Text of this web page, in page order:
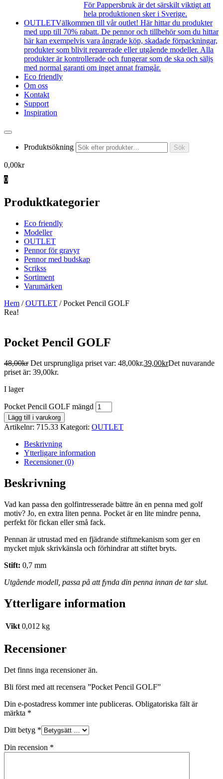
För Pappersbruk är det särskilt viktigt att
hela produktionen sker i Sverige.
OUTLETVälkommen till vår outlet! Här hittar du produkter
med upp till 70% rabatt. De pennor och tillbehör som du hittar
här kan exempelvis vara ångrade köp, skadade förpackningar,
produkter som blivit reparerade eller utgående modeller. Alla
produkter är kontrollerade och fungerar som de ska och säljs
med normal garanti om inget annat framgår.
Eco friendly
Om oss
Kontakt
Support
Inspiration
Produktsökning Sök
0,00kr
0
Produktkategorier
Eco friendly
Modeller
OUTLET
Pennor för gravyr
Pennor med budskap
Scrikss
Sortiment
Varumärken
Hem /OUTLET / Pocket Pencil GOLF
Rea!
Pocket Pencil GOLF
48,00kr Det ursprungliga priset var: 48,00kr.39,00krDet nuvarande
priset är: 39,00kr.
I lager
Pocket Pencil GOLF mängd
Lägg till i varukorg
Artikelnr: 715.33 Kategori: OUTLET
Beskrivning
Ytterligare information
Recensioner (0)
Beskrivning
Vad kan passa den golfintresserade bättre än en penna med golf
motiv? Jo, en extra liten penna. Pocket är en lite mindre penna,
perfekt för fickan eller små fack.
Pennan är utrustad med en fjädrande stiftmekanism som ger en
mycket mjuk skrivkänsla och förhindrar att stiftet bryts.
Stift: 0,7 mm
Utgående modell, passa på att fynda din penna innan de tar slut.
Ytterligare information
Vikt 0,012 kg
Recensioner
Det finns inga recensioner än.
Bli först med att recensera ”Pocket Pencil GOLF”
Din e-postadress kommer inte publiceras. Obligatoriska fält är
märkta *
Ditt betyg *
Din recension *